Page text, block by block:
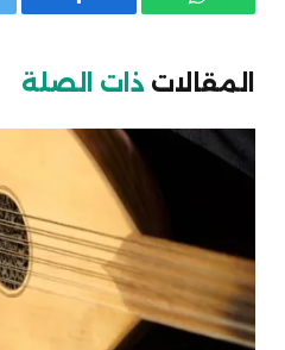
واتساب فيسبوك
المقالات ذات الصلة